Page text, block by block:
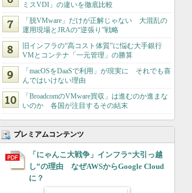
ミスVDI」の違いを徹底比較
「脱VMware」だけが正解じゃない 大混乱の
運用現場とJRAの“逆張り”戦略
旧インフラの“高コスト体質”に悩む大手銀行
VMとコンテナ「一元管理」の勝算
「macOSをDaaSで利用」が現実に それでも喜
んではいけない理由
「BroadcomのVMware買収」は進むのか進まな
いのか 各国が注目するその結末
プレミアムコンテンツ
「にゃんこ大戦争」インフラ“大引っ越
し”の理由 なぜAWSからGoogle Cloud
に？